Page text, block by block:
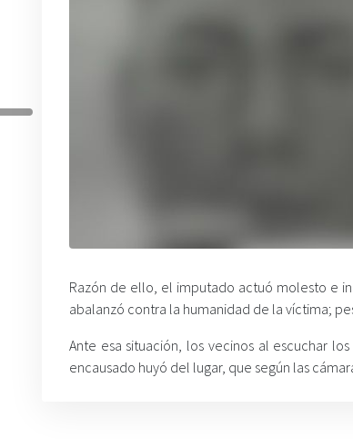
Razón de ello, el imputado actuó molesto e
abalanzó contra la humanidad de la víctima;
Ante esa situación, los vecinos al escuchar
encausado huyó del lugar, que según las